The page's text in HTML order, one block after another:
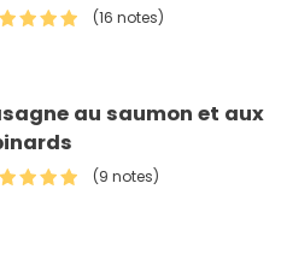
(16 notes)
au saumon et aux
(9 notes)